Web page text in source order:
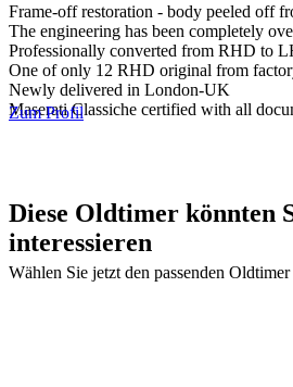
Frame-off restoration - body peeled off
The engineering has been completely
Professionally converted from RHD to
One of only 12 RHD original from
Newly delivered in London-UK
Maserati Classiche certified with all
Zum Profil
Diese Oldtimer könnten
interessieren
Wählen Sie jetzt den passenden Oldtimer